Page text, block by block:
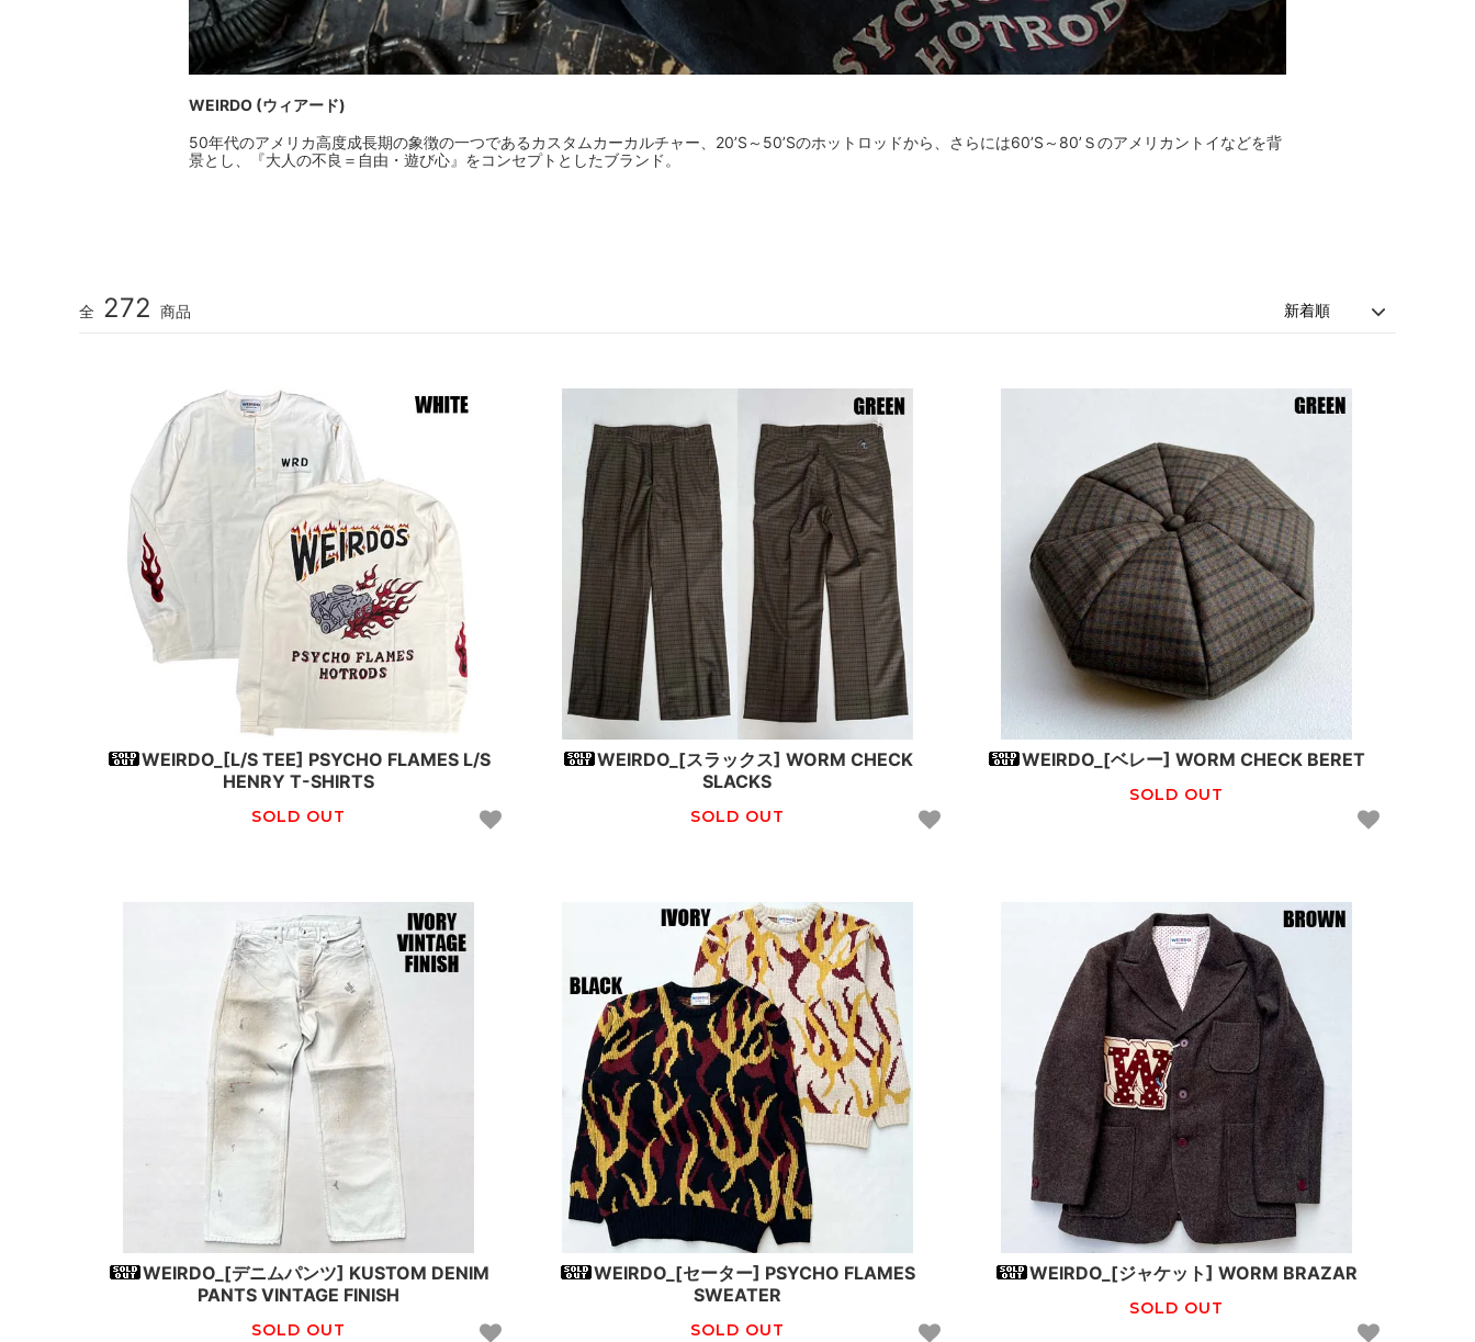
WEIRDO (ウィアード)
50年代のアメリカ高度成長期の象徴の一つであるカスタムカーカルチャー、20’S～50’Sのホットロッドから、さらには60’S～80’Ｓのアメリカントイなどを背
景とし、『大人の不良＝自由・遊び心』をコンセプトとしたブランド。
全 272 商品
WEIRDO_[L/S TEE] PSYCHO FLAMES L/S
HENRY T-SHIRTS
SOLD OUT
WEIRDO_[スラックス] WORM CHECK
SLACKS
SOLD OUT
WEIRDO_[ベレー] WORM CHECK BERET
SOLD OUT
WEIRDO_[デニムパンツ] KUSTOM DENIM
PANTS VINTAGE FINISH
SOLD OUT
WEIRDO_[セーター] PSYCHO FLAMES
SWEATER
SOLD OUT
WEIRDO_[ジャケット] WORM BRAZAR
SOLD OUT